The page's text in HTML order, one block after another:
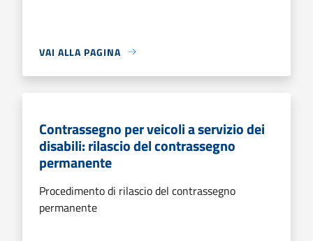
VAI ALLA PAGINA
Contrassegno per veicoli a servizio dei
disabili: rilascio del contrassegno
permanente
Procedimento di rilascio del contrassegno
permanente